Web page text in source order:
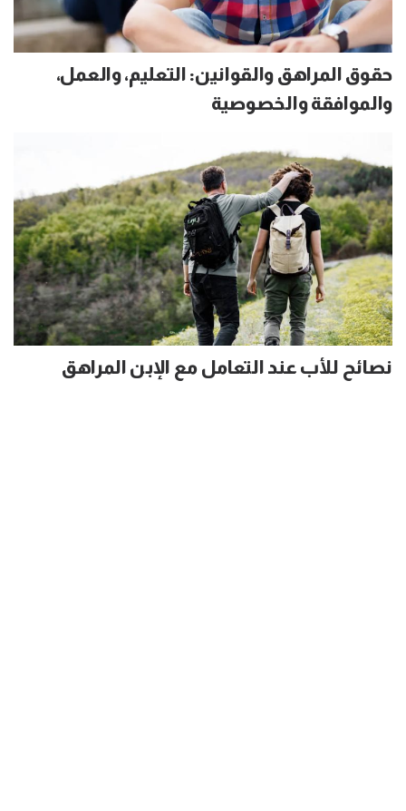
حقوق المراهق والقوانين: التعليم، والعمل،
والموافقة والخصوصية
نصائح للأب عند التعامل مع الإبن المراهق